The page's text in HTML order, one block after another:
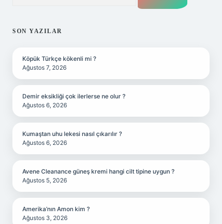
SON YAZILAR
Köpük Türkçe kökenli mi ?
Ağustos 7, 2026
Demir eksikliği çok ilerlerse ne olur ?
Ağustos 6, 2026
Kumaştan uhu lekesi nasıl çıkarılır ?
Ağustos 6, 2026
Avene Cleanance güneş kremi hangi cilt tipine uygun ?
Ağustos 5, 2026
Amerika’nın Amon kim ?
Ağustos 3, 2026